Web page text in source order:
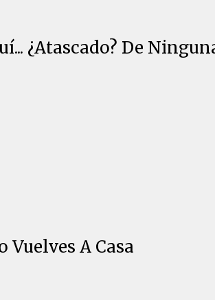
¿Atascado? De
Vuelves A Casa